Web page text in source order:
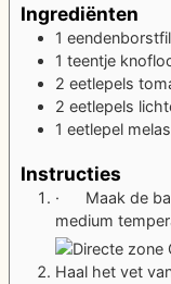
Ingrediënten
1
1 teentje
2 eetlepels
2 eetlepels
1 eetlepel
Instructies
· Maak de
medium
Haal het vet